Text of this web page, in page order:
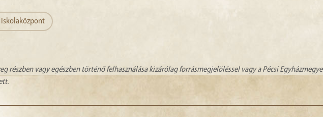
Iskolaközpont
részben vagy egészben történő felhasználása kizárólag forrásmegjelöléssel vagy a Pécsi Egyházmegye